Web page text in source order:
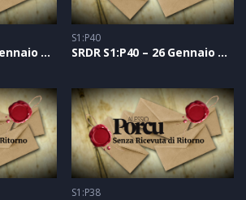
SRDR S1:P41 – 27 Gennaio 2021
S1:P40
SRDR S1:P40 – 26 Gennaio 2021
S1:P38